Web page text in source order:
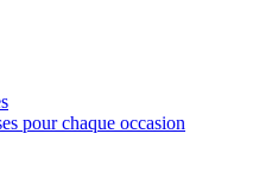
pour chaque occasion